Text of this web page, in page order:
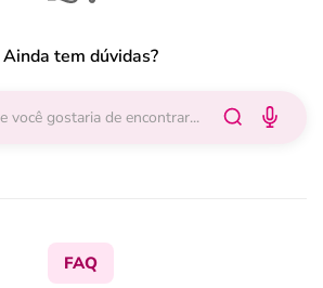
Ainda tem dúvidas?
FAQ